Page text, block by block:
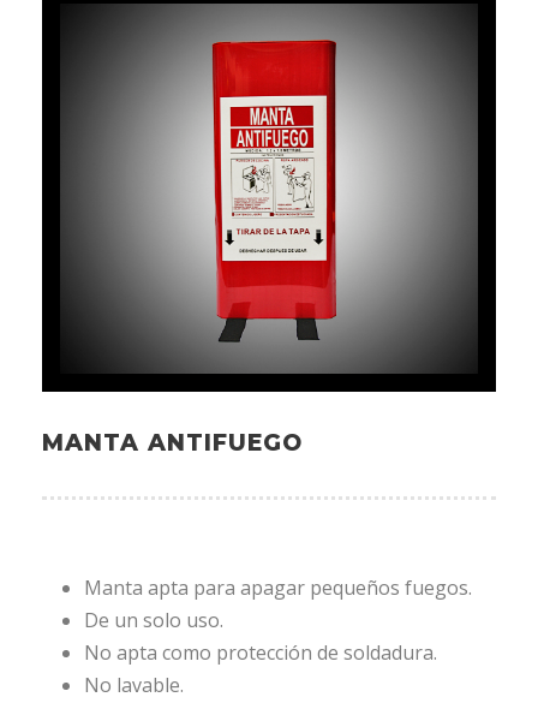
MANTA ANTIFUEGO
Manta apta para apagar pequeños fuegos.
De un solo uso.
No apta como protección de soldadura.
No lavable.